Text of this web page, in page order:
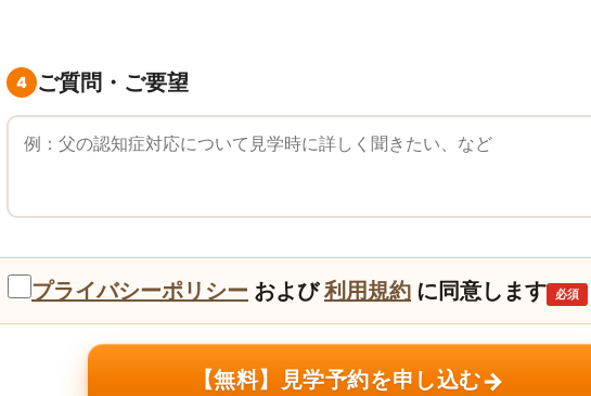
4 ご質問・ご要望
ご質問・ご要望
プライバシーポリシー および利用規約 に同意します 必須
【無料】見学予約を申し込む→